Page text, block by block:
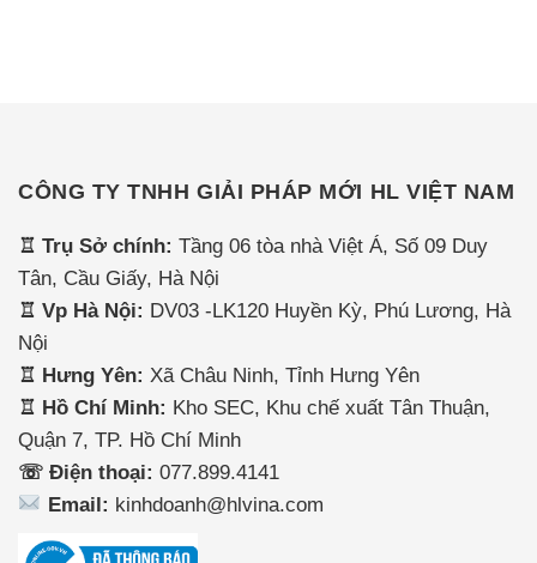
CÔNG TY TNHH GIẢI PHÁP MỚI HL VIỆT NAM
♖ Trụ Sở chính: Tầng 06 tòa nhà Việt Á, Số 09 Duy
Tân, Cầu Giấy, Hà Nội
♖ Vp Hà Nội: DV03 -LK120 Huyền Kỳ, Phú Lương, Hà
Nội
♖ Hưng Yên: Xã Châu Ninh, Tỉnh Hưng Yên
♖ Hồ Chí Minh: Kho SEC, Khu chế xuất Tân Thuận,
Quận 7, TP. Hồ Chí Minh
☏ Điện thoại: 077.899.4141
Email: kinhdoanh@hlvina.com